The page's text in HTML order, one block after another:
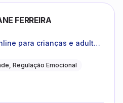
FERREIRA
para crianças e adultos
e construir uma vida
Regulação Emocional